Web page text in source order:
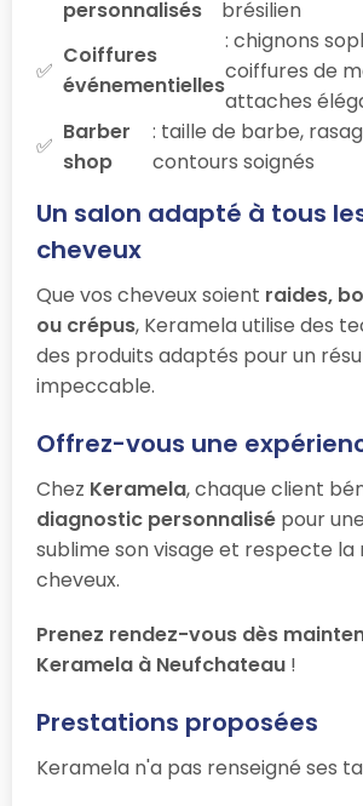
personnalisés
brésilien
Coiffures
événementielles
: chignons
coiffures de
attaches
Barber
shop
: taille de barbe,
contours soignés
Un salon adapté à tous
cheveux
Que vos cheveux soient raides,
ou crépus, Keramela utilise des
des produits adaptés pour un
impeccable.
Offrez-vous une
Chez Keramela, chaque client
diagnostic personnalisé pour
sublime son visage et respecte la
cheveux.
Prenez rendez-vous dès
Keramela à Neufchateau !
Prestations proposées
Keramela n'a pas renseigné ses